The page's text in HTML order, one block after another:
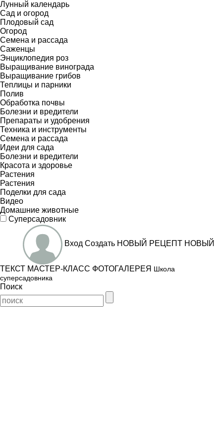
Лунный календарь
Сад и огород
Плодовый сад
Огород
Семена и рассада
Саженцы
Энциклопедия роз
Выращивание винограда
Выращивание грибов
Теплицы и парники
Полив
Обработка почвы
Болезни и вредители
Препараты и удобрения
Техника и инструменты
Семена и рассада
Идеи для сада
Болезни и вредители
Красота и здоровье
Растения
Растения
Поделки для сада
Видео
Домашние животные
Суперсадовник
Вход Создать НОВЫЙ РЕЦЕПТ НОВЫЙ
ТЕКСТ МАСТЕР-КЛАСС ФОТОГАЛЕРЕЯ Школа
суперсадовника
Поиск